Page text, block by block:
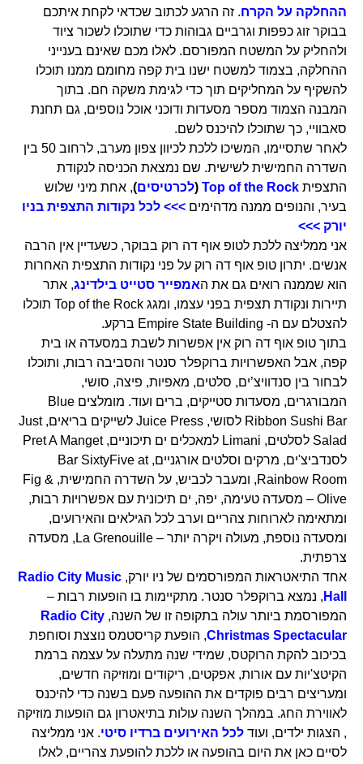
ההחלקה על הקרח. זה הרגע לכתוב שכדאי לקחת איתכם
בבוקר זוג כפפות וגרביים גבוהות כדי שתוכלו לשכור ציוד
ולהחליק על המשטח המפורסם. לאלו מכם שאינם בענייני
ההחלקה, בצמוד למשטח ישנו בית קפה מחומם ממנו תוכלו
להשקיף על המחליקים תוך כדי לגימת משקה חם. בתוך
המבנה הצמוד מספר מסעדות ודוכני אוכל נוספים, גם תחנת
סאבוויי, כך שתוכלו להיכנס לשם.
לאחר שתסיימו, המשיכו ללכת לכיוון צפון מערב, לרחוב 50 בין
השדרה החמישית לשישית. שם נמצאת הכניסה לנקודת
התצפית Top of the Rock
(לכרטיסים), אחת מיני שלוש
בעיר, והנופים ממנה מדהימים >>> לכל נקודות התצפית בניו
יורק >>>
אני ממליצה ללכת לטופ אוף דה רוק בבוקר, כשעדיין אין הרבה
אנשים. יתרון טופ אוף דה רוק על פני נקודות התצפית האחרות
הוא שממנה רואים גם את האמפייר סטייט בילדינג, אתר
תיירות ונקודת תצפית בפני עצמו, ומגג Top of the Rock תוכלו
להצטלם עם ה- Empire State Building ברקע.
בתוך טופ אוף דה רוק אין אפשרות לשבת במסעדה או בית
קפה, אבל האפשרויות ברוקפלר סנטר והסביבה רבות, ותוכלו
לבחור בין סנדוויצ’ים, סלטים, מאפיות, פיצה, סושי,
המבורגרים, מסעדות סטייקים, ברים ועוד. מומלצים Blue
Ribbon Sushi Bar לסושי, Juice Press לשייקים בריאים, Just
Salad לסלטים, Limani למאכלים ים תיכוניים, Pret A Manget
לסנדביצ'ים, מרקים וסלטים אורגניים, Bar SixtyFive at
Rainbow Room, ומעבר לכביש, על השדרה החמישית, Fig &
Olive – מסעדה טעימה, יפה, ים תיכונית עם אפשרויות רבות,
ומתאימה לארוחות צהריים וערב לכל הגילאים והאירועים,
ומסעדה נוספת, מעולה ויקרה יותר – La Grenouille, מסעדה
צרפתית.
אחד התיאטראות המפורסמים של ניו יורק, Radio City Music
Hall , נמצא ברוקפלר סנטר. מתקיימות בו הופעות רבות –
המפורסמת ביותר עולה בתקופה זו של השנה, Radio City
Christmas Spectacular, הופעת קריסטמס נוצצת וסוחפת
בכיכוב להקת הרוקטס, שמידי שנה מתעלה על עצמה ברמת
הקיטצ'יות עם אורות, אפקטים, ריקודים ומוזיקה חדשים,
ומעריצים רבים פוקדים את ההופעה פעם בשנה כדי להיכנס
לאווירת החג. במהלך השנה עולות בתיאטרון גם הופעות מוזיקה
, הצגות ילדים, ועוד לכל האירועים ברדיו סיטי. אני ממליצה
לסיים כאן את היום בהופעה או ללכת להופעת צהריים, לאלו